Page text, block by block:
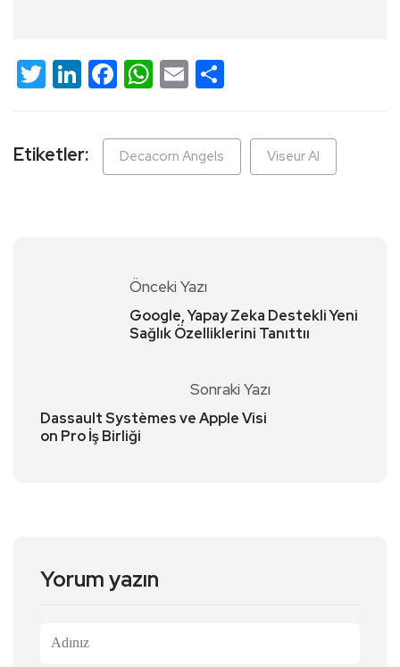
Twitter
LinkedIn
Facebook
WhatsApp
Email
Etiketler: Decacorn Angels Viseur AI
Önceki Yazı
Google, Yapay Zeka Destekli Yeni
Sağlık Özelliklerini Tanıttıı
Sonraki Yazı
Dassault Systèmes ve Apple Visi
on Pro İş Birliği
Yorum yazın